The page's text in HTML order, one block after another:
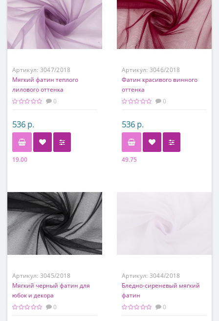
Артикул: 3047/2018
Мягкий фатин теплого
лилового оттенка
0
536 р.
19.00
Артикул: 3046/2018
Фатин красивого винного
оттенка
0
536 р.
49.75
Артикул: 3045/2018
Мягкий черный фатин для
юбок и декора
0
Артикул: 3044/2018
Бледно-сиреневый мягкий
фатин
0